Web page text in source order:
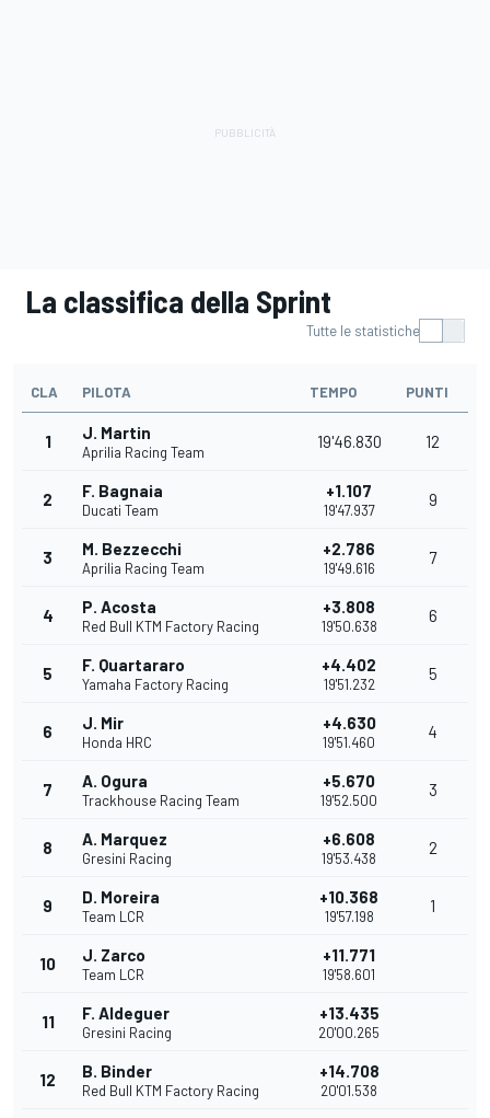
La classifica della Sprint
Tutte le statistiche
CLA PILOTA TEMPO PUNTI
1 J. Martin
Aprilia Racing Team
19'46.830 12
2 F. Bagnaia
Ducati Team
+1.107
19'47.937
9
3 M. Bezzecchi
Aprilia Racing Team
+2.786
19'49.616
7
4 P. Acosta
Red Bull KTM Factory Racing
+3.808
19'50.638
6
5 F. Quartararo
Yamaha Factory Racing
+4.402
19'51.232
5
6 J. Mir
Honda HRC
+4.630
19'51.460
4
7 A. Ogura
Trackhouse Racing Team
+5.670
19'52.500
3
8 A. Marquez
Gresini Racing
+6.608
19'53.438
2
9 D. Moreira
Team LCR
+10.368
19'57.198
1
10 J. Zarco
Team LCR
+11.771
19'58.601
11 F. Aldeguer
Gresini Racing
+13.435
20'00.265
12 B. Binder
Red Bull KTM Factory Racing
+14.708
20'01.538